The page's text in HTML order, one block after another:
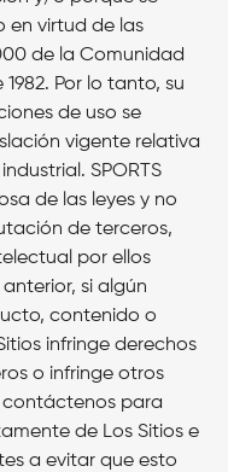
en virtud de las
de la Comunidad
Por lo tanto, su
de uso se
vigente relativa
SPORTS
de las leyes y no
de terceros,
por ellos
si algún
contenido o
infringe derechos
o infringe otros
para
de Los Sitios e
a evitar que esto